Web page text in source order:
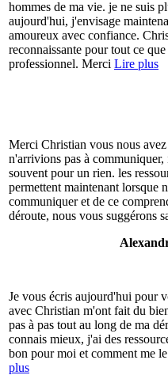
hommes de ma vie. je ne suis
aujourd'hui, j'envisage
amoureux avec confiance.
reconnaissante pour tout ce
professionnel. Merci Lire plus
Merci Christian vous nous
n'arrivions pas à
souvent pour un rien. les
permettent maintenant lorsque
communiquer et de ce
déroute, nous vous suggérons
Je vous écris aujourd'hui pour
avec Christian m'ont fait du
pas à pas tout au long de ma
connais mieux, j'ai des
bon pour moi et comment me
plus